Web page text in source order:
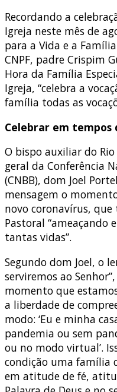
Recordando a
Igreja neste mês de
para a Vida e a
CNPF, padre Crispim
Hora da Família
Igreja, “celebra a
família todas as
Celebrar em tempos
O bispo auxiliar do Rio
geral da Conferência
(CNBB), dom Joel
mensagem o
novo coronavírus,
Pastoral “ameaçando
tantas vidas”.
Segundo dom Joel, o
serviremos ao
momento que
a liberdade de
modo: ‘Eu e minha
pandemia ou sem
ou no modo virtual’.
condição uma família
em atitude de fé,